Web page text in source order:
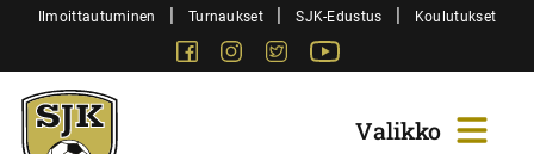
SiirryIlmoittautuminen | Turnaukset | SJK-Edustus | Koulutukset
FacebookInstagram
Twitter
Sjk-
Juniorit